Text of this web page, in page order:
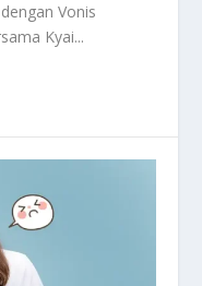
Vonis
Kyai...